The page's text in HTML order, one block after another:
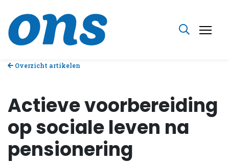
Overzicht artikelen
Actieve voorbereiding
op sociale leven na
pensionering